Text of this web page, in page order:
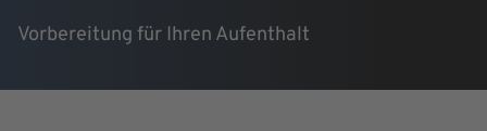
Vorbereitung für Ihren Aufenthalt